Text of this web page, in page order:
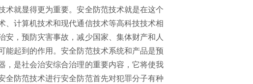
术就显得更为重要。安全防范技术就是在这个
、计算机技术和现代通信技术等高科技技术相
，预防灾害事故，减少国家、集体财产和人
能起到的作用。安全防范技术系统和产品是预
，是社会治安综合治理的重要内容，它将使我
防范技术进行安全防范首先对犯罪分子有种